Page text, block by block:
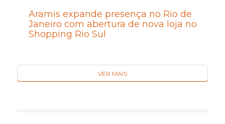
Aramis expande presença no Rio de
Janeiro com abertura de nova loja no
Shopping Rio Sul
VER MAIS